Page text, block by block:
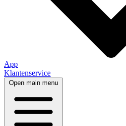
App
Klantenservice
Open main menu